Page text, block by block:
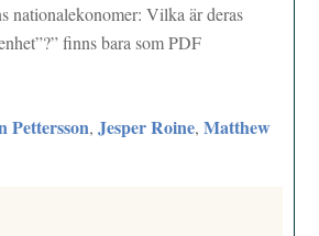
nationalekonomer: Vilka är deras
finns bara som PDF
Pettersson,Jesper Roine,Matthew